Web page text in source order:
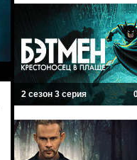
2 сезон 3 серия